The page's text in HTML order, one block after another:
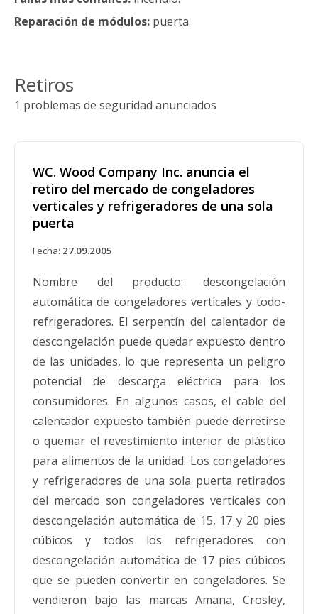
Reparación de módulos: puerta.
Retiros
1 problemas de seguridad anunciados
WC. Wood Company Inc. anuncia el
retiro del mercado de congeladores
verticales y refrigeradores de una sola
puerta
Fecha: 27.09.2005
Nombre del producto: descongelación
automática de congeladores verticales y todo-
refrigeradores. El serpentín del calentador de
descongelación puede quedar expuesto dentro
de las unidades, lo que representa un peligro
potencial de descarga eléctrica para los
consumidores. En algunos casos, el cable del
calentador expuesto también puede derretirse
o quemar el revestimiento interior de plástico
para alimentos de la unidad. Los congeladores
y refrigeradores de una sola puerta retirados
del mercado son congeladores verticales con
descongelación automática de 15, 17 y 20 pies
cúbicos y todos los refrigeradores con
descongelación automática de 17 pies cúbicos
que se pueden convertir en congeladores. Se
vendieron bajo las marcas Amana, Crosley,